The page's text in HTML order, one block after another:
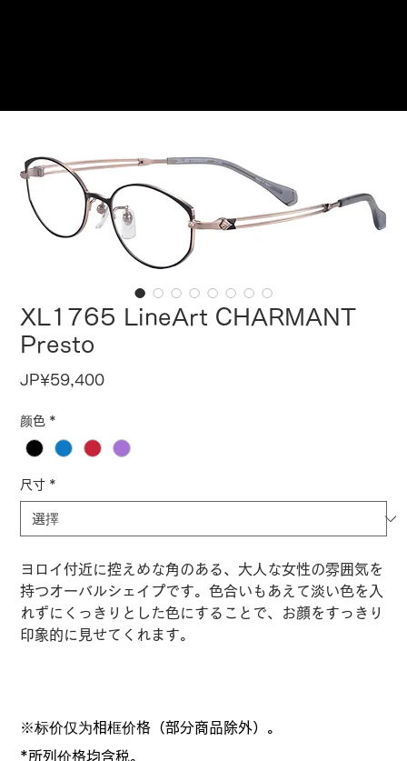
XL1765 LineArt CHARMANT
Presto
JP¥59,400價
颜色 *
尺寸 *
ヨロイ付近に控えめな角のある、大人な女性の雰囲気を
持つオーバルシェイプです。色合いもあえて淡い色を入
れずにくっきりとした色にすることで、お顔をすっきり
印象的に見せてくれます。
※标价仅为相框价格（部分商品除外）。
*所列价格均含税。